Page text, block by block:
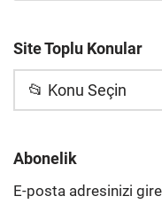
Site Toplu Konular
📂 Konu Seçin
Abonelik
E-posta adresinizi